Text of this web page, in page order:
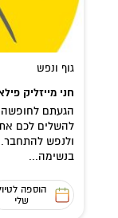
גוף ונפש
חני מייזליק
הגעתם לחופשה
להשלים לכם את
ולנפש להתחבר.
בנשימה...
הוספה
שלי